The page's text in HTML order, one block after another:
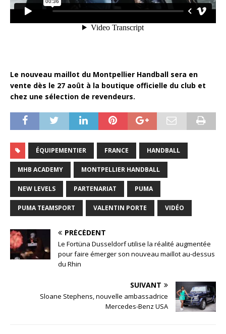
Le nouveau maillot du Montpellier Handball sera en
vente dès le 27 août à la boutique officielle du club et
chez une sélection de revendeurs.
ÉQUIPEMENTIER FRANCE HANDBALL
MHB ACADEMY MONTPELLIER HANDBALL
NEW LEVELS PARTENARIAT PUMA
PUMA TEAMSPORT VALENTIN PORTE VIDÉO
PRÉCÉDENT
Le Fortüna Dusseldorf utilise la réalité augmentée
pour faire émerger son nouveau maillot au-dessus
du Rhin
SUIVANT
Sloane Stephens, nouvelle ambassadrice
Mercedes-Benz USA